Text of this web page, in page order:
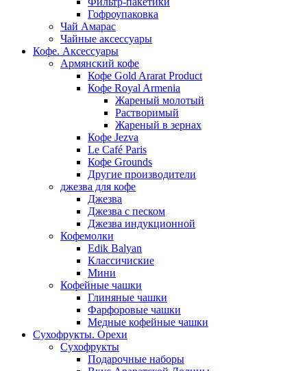
Гофроупаковка
Чай Амарас
Чайные аксессуары
Кофе. Аксессуары
Армянский кофе
Кофе Gold Ararat Product
Кофе Royal Armenia
Жареный молотый
Растворимый
Жареный в зернах
Кофе Jezva
Le Café Paris
Кофе Grounds
Другие производители
джезва для кофе
Джезва
Джезва с песком
Джезва индукционной
Кофемолки
Edik Balyan
Классичиские
Мини
Кофейные чашки
Глиняные чашки
Фарфоровые чашки
Медные кофейные чашки
Сухофрукты. Орехи
Сухофрукты
Подарочные наборы